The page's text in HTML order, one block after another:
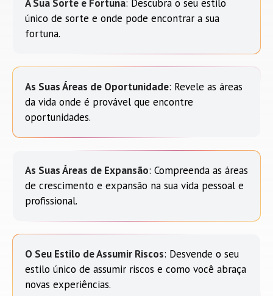
A Sua Sorte e Fortuna: Descubra o seu estilo
único de sorte e onde pode encontrar a sua
fortuna.
As Suas Áreas de Oportunidade: Revele as áreas
da vida onde é provável que encontre
oportunidades.
As Suas Áreas de Expansão: Compreenda as áreas
de crescimento e expansão na sua vida pessoal e
profissional.
O Seu Estilo de Assumir Riscos: Desvende o seu
estilo único de assumir riscos e como você abraça
novas experiências.